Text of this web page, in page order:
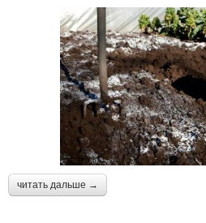
читать дальше →